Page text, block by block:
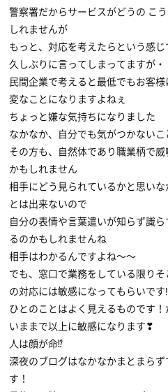
警察署だからサービスがどうの こ
しれませんが
もっと、対応を考えたらという感じ
久しぶりに言ってしまってますが・
民間企業で考えると最低でもお客
変なことになりますよねぇ
ちょっと嫌な気持ちになりました
なかなか、自分でも気がつかない
その方も、自然体であり職業柄で
かもしれません
相手にどう見られているかと思い
とは出来ないので
自分の表情や言葉遣いが知らず識
るのかもしれませんね
相手はわかるんですよね〜〜
でも、窓口で業務をしている限り
の対応には敏感になってもらいです
ひとのことはよく見えるものです
いままで以上に敏感になります❣
人は顔が命⁉
深夜のブログはなかなかまとまら
す！